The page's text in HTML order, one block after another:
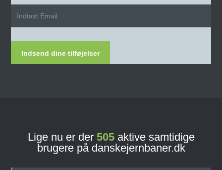
Indsend dine tilføjelser
Lige nu er der 505aktive samtidige
brugere på danskejernbaner.dk